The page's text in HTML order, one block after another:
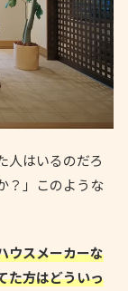
人はいるのだろ
？」このような
ウスメーカーな
た方はどういっ